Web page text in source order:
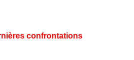
confrontations